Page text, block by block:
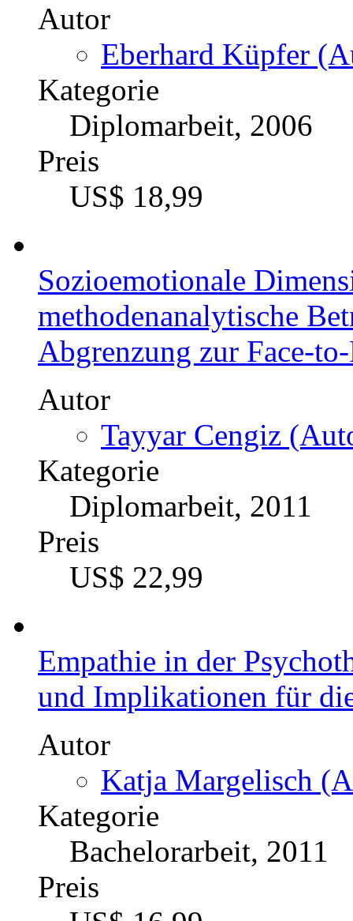
Autor
Eberhard Küpfer
Kategorie
Diplomarbeit, 2006
Preis
US$ 18,99
Sozioemotionale
methodenanalytische
Abgrenzung zur Face-
Autor
Tayyar Cengiz
Kategorie
Diplomarbeit, 2011
Preis
US$ 22,99
Empathie in der
und Implikationen für
Autor
Katja Margelisch
Kategorie
Bachelorarbeit, 2011
Preis